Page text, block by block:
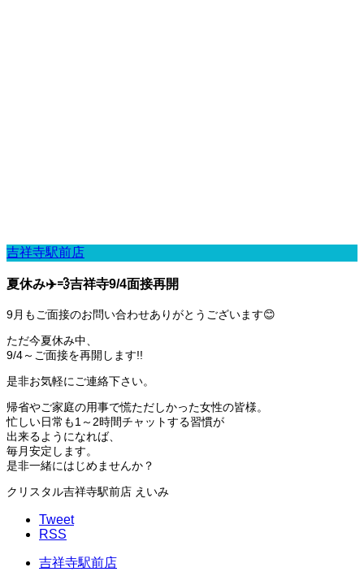
吉祥寺駅前店
夏休み✈️💨吉祥寺9/4面接再開
9月もご面接のお問い合わせありがとうございます😊
ただ今夏休み中、
9/4～ご面接を再開します!!
是非お気軽にご連絡下さい。
帰省やご家庭の用事で慌ただしかった女性の皆様。
忙しい日常も1～2時間チャットする習慣が
出来るようになれば、
毎月安定します。
是非一緒にはじめませんか？
クリスタル吉祥寺駅前店 えいみ
Tweet
RSS
吉祥寺駅前店